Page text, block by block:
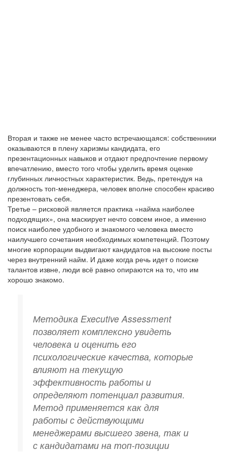
Вторая и также не менее часто встречающаяся: собственники
оказываются в плену харизмы кандидата, его
презентационных навыков и отдают предпочтение первому
впечатлению, вместо того чтобы уделить время оценке
глубинных личностных характеристик. Ведь, претендуя на
должность топ-менеджера, человек вполне способен красиво
презентовать себя.
Третье – рисковой является практика «найма наиболее
подходящих», она маскирует нечто совсем иное, а именно
поиск наиболее удобного и знакомого человека вместо
наилучшего сочетания необходимых компетенций. Поэтому
многие корпорации выдвигают кандидатов на высокие посты
через внутренний найм. И даже когда речь идет о поиске
талантов извне, люди всё равно опираются на то, что им
хорошо знакомо.
Методика Executive Assessment
позволяет комплексно увидеть
человека и оценить его
психологические качества, которые
влияют на текущую
эффективность работы и
определяют потенциал развития.
Метод применяется как для
работы с действующими
менеджерами высшего звена, так и
с кандидатами на топ-позиции